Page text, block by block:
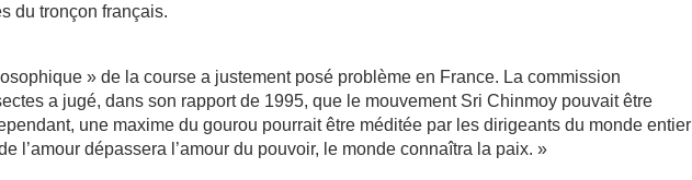
du tronçon français.
» de la course a justement posé problème en France. La commission
a jugé, dans son rapport de 1995, que le mouvement Sri Chinmoy pouvait être
une maxime du gourou pourrait être méditée par les dirigeants du monde entier
l’amour dépassera l’amour du pouvoir, le monde connaîtra la paix. »